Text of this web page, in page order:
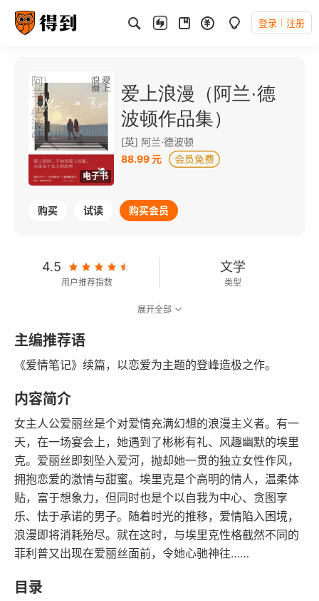
登录 注册
电子书
爱上浪漫（阿兰·德
波顿作品集）
[英] 阿兰·德波顿
88.99 元
购买 试读 购买会员
4.5
用户推荐指数
文学
类型
162千字
字数
2021-07-01
发行日期
展开全部
主编推荐语
《爱情笔记》续篇，以恋爱为主题的登峰造极之作。
内容简介
女主人公爱丽丝是个对爱情充满幻想的浪漫主义者。有一
天，在一场宴会上，她遇到了彬彬有礼、风趣幽默的埃里
克。爱丽丝即刻坠入爱河，抛却她一贯的独立女性作风，
拥抱恋爱的激情与甜蜜。埃里克是个高明的情人，温柔体
贴，富于想象力，但同时也是个以自我为中心、贪图享
乐、怯于承诺的男子。随着时光的推移，爱情陷入困境，
浪漫即将消耗殆尽。就在这时，与埃里克性格截然不同的
菲利普又出现在爱丽丝面前，令她心驰神往……
目录